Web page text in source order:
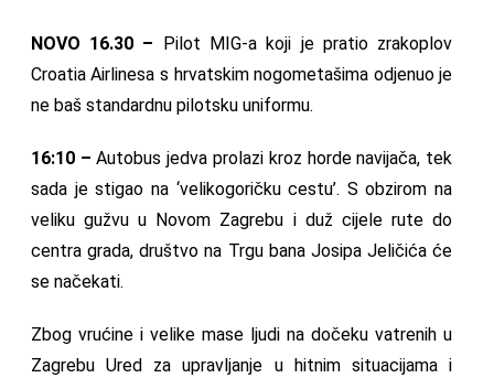
NOVO 16.30 –
Pilot MIG-a koji je pratio zrakoplov
Croatia Airlinesa s hrvatskim nogometašima odjenuo je
ne baš standardnu pilotsku uniformu.
16:10 –Autobus jedva prolazi kroz horde navijača, tek
sada je stigao na ‘velikogoričku cestu’. S obzirom na
veliku gužvu u Novom Zagrebu i duž cijele rute do
centra grada, društvo na Trgu bana Josipa Jeličića će
se načekati.
Zbog vrućine i velike mase ljudi na dočeku vatrenih u
Zagrebu Ured za upravljanje u hitnim situacijama i